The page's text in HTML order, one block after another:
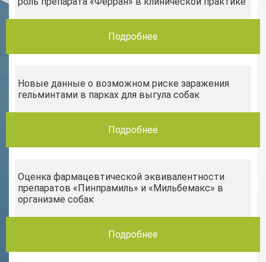
Подробнее
Новые данные о возможном риске заражения
гельминтами в парках для выгула собак
Подробнее
Оценка фармацевтической эквивалентности
препаратов «Пинпрамиль» и «Мильбемакс» в
организме собак
Подробнее